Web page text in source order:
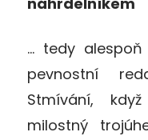
… tedy
pevnostní
Stmívání,
milostný